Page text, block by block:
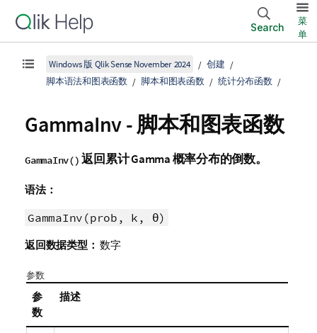
Search
菜
单
Windows 版 Qlik Sense November 2024
创建
脚本语法和图表函数
脚本和图表函数 统计分布函数
GammaInv - 脚本和图表函数
GammaInv() 返回累计 Gamma 概率分布的倒数。
语法：
GammaInv(prob, k, θ)
返回数据类型： 数字
参数
参
数
描述